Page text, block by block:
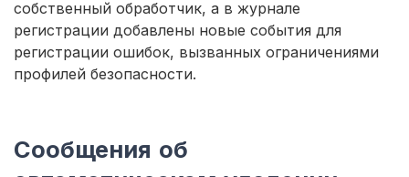
собственный обработчик, а в журнале
регистрации добавлены новые события для
регистрации ошибок, вызванных ограничениями
профилей безопасности.
Сообщения об